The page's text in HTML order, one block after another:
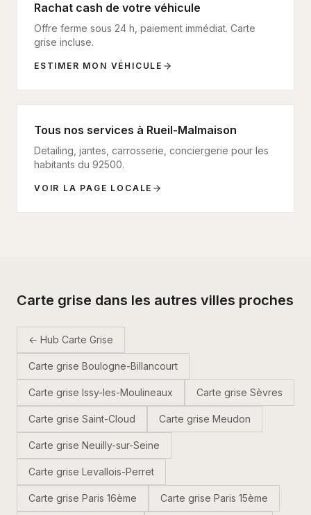
Rachat cash de votre véhicule
Offre ferme sous 24 h, paiement immédiat. Carte
grise incluse.
ESTIMER MON VÉHICULE
Tous nos services à Rueil-Malmaison
Detailing, jantes, carrosserie, conciergerie pour les
habitants du 92500.
VOIR LA PAGE LOCALE
Carte grise dans les autres villes proches
← Hub Carte Grise
Carte grise Boulogne-Billancourt
Carte grise Issy-les-Moulineaux Carte grise Sèvres
Carte grise Saint-Cloud Carte grise Meudon
Carte grise Neuilly-sur-Seine
Carte grise Levallois-Perret
Carte grise Paris 16ème Carte grise Paris 15ème